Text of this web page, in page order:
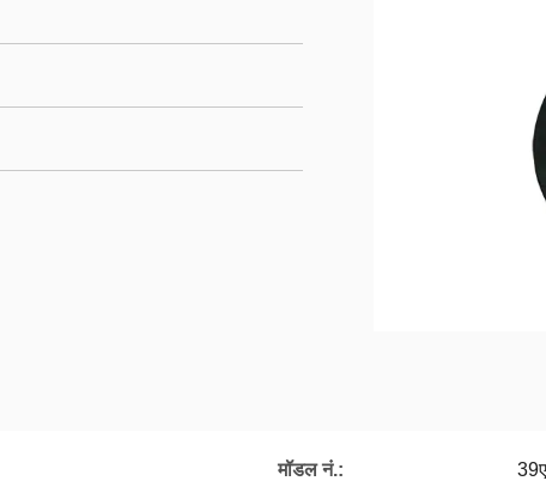
मॉडल नं.: